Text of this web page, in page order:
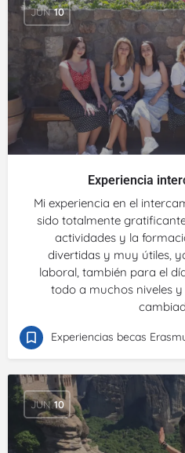
JUN 10
Experiencia
Mi experiencia en el
sido totalmente
actividades y la
divertidas y muy útiles,
laboral, también para el
todo a muchos niveles
Experiencias becas
JUN 10